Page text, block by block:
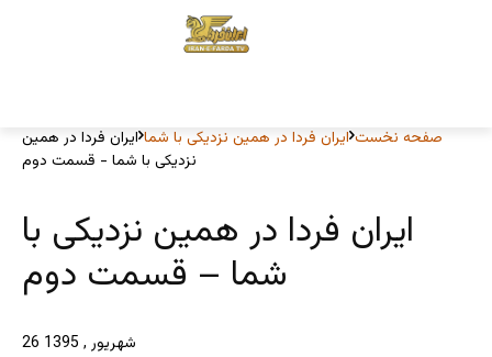
صفحه نخست ایران فردا در همین نزدیکی با شما ایران فردا در همین
نزدیکی با شما - قسمت دوم
ایران فردا در همین نزدیکی با
شما – قسمت دوم
26 شهریور , 1395